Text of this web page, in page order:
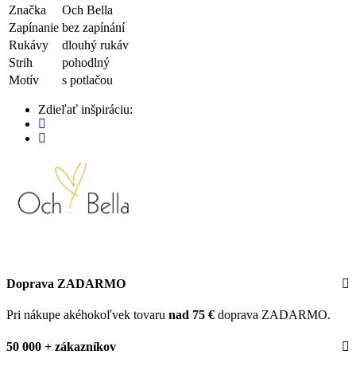
Značka
Och Bella
Zapínanie bez zapínání
Rukávy
dlouhý rukáv
Strih
pohodlný
Motív
s potlačou
Zdieľať inšpiráciu:
Doprava ZADARMO
Pri nákupe akéhokoľvek tovaru nad 75 € doprava ZADARMO.
50 000 + zákazníkov